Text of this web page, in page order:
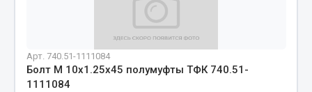
Весь раздел
Арт. 740.51-1111084
Болт М 10х1.25х45 полумуфты ТФК 740.51-
1111084